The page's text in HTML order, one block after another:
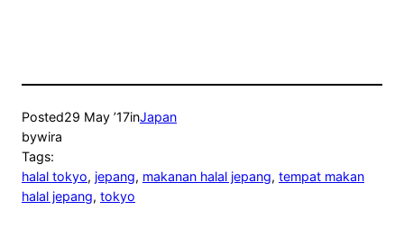
Posted29 May ’17inJapan
bywira
Tags:
halal tokyo, jepang, makanan halal jepang, tempat makan
halal jepang, tokyo